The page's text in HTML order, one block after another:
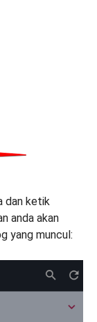
dan ketik
anda akan
yang muncul: